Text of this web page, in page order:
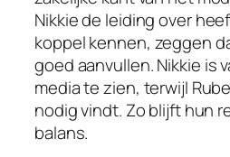
Nikkie de leiding over
koppel kennen, zeggen
goed aanvullen. Nikkie is
media te zien, terwijl
nodig vindt. Zo blijft hun
balans.